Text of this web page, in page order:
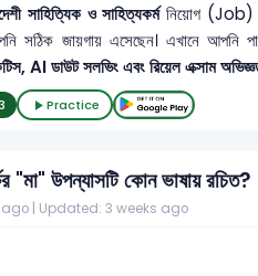
সাহিত্যিক ও সাহিত্যকর্মনিয়োগ (Job)
সঠিক জায়গায় এসেছেন। এখানে আপনি
AI ডাউট সলভিং এবং রিয়েল এক্সাম
Practice
"মা" উপন্যাসটি কোন ভাষায় রচিত?
| Updated: 3 weeks ago